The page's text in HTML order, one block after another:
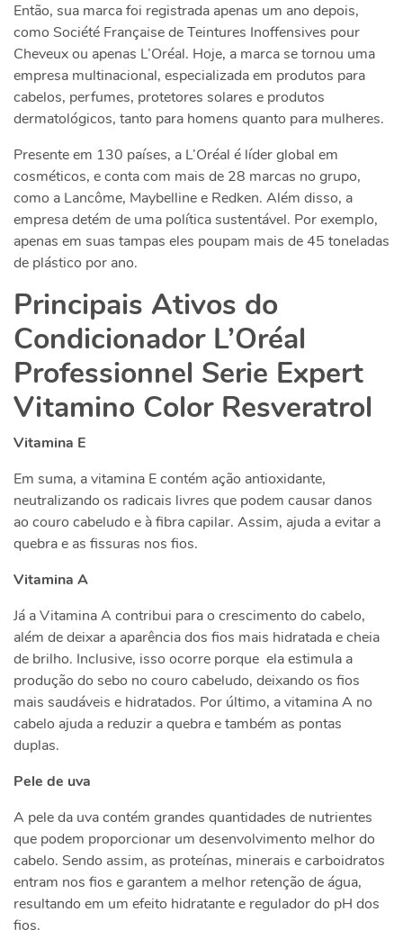
Então, sua marca foi registrada apenas um ano depois,
como Société Française de Teintures Inoffensives pour
Cheveux ou apenas L’Oréal. Hoje, a marca se tornou uma
empresa multinacional, especializada em produtos para
cabelos, perfumes, protetores solares e produtos
dermatológicos, tanto para homens quanto para mulheres.
Presente em 130 países, a L’Oréal é líder global em
cosméticos, e conta com mais de 28 marcas no grupo,
como a Lancôme, Maybelline e Redken. Além disso, a
empresa detém de uma política sustentável. Por exemplo,
apenas em suas tampas eles poupam mais de 45 toneladas
de plástico por ano.
Principais Ativos do
Condicionador L’Oréal
Professionnel Serie Expert
Vitamino Color Resveratrol
Vitamina E
Em suma, a vitamina E contém ação antioxidante,
neutralizando os radicais livres que podem causar danos
ao couro cabeludo e à fibra capilar. Assim, ajuda a evitar a
quebra e as fissuras nos fios.
Vitamina A
Já a Vitamina A contribui para o crescimento do cabelo,
além de deixar a aparência dos fios mais hidratada e cheia
de brilho. Inclusive, isso ocorre porque ela estimula a
produção do sebo no couro cabeludo, deixando os fios
mais saudáveis e hidratados. Por último, a vitamina A no
cabelo ajuda a reduzir a quebra e também as pontas
duplas.
Pele de uva
A pele da uva contém grandes quantidades de nutrientes
que podem proporcionar um desenvolvimento melhor do
cabelo. Sendo assim, as proteínas, minerais e carboidratos
entram nos fios e garantem a melhor retenção de água,
resultando em um efeito hidratante e regulador do pH dos
fios.